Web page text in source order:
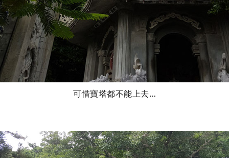
可惜寶塔都不能上去…